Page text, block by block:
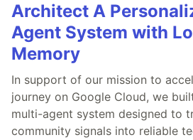
Architect A
Agent System with
Memory
In support of our mission to
journey on Google Cloud, we
multi-agent system designed to
community signals into reliable